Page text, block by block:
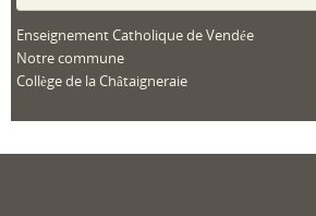
Enseignement Catholique de Vendée
Notre commune
Collège de la Châtaigneraie